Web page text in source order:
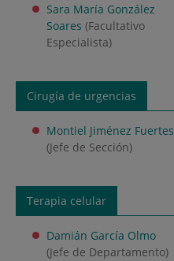
Sara María González
Soares (Facultativo
Especialista)
Cirugía de urgencias
Montiel Jiménez Fuertes
(Jefe de Sección)
Terapia celular
Damián García Olmo
(Jefe de Departamento)